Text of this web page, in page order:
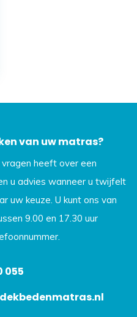
van uw matras?
heeft over een
u advies wanneer u twijfelt
uw keuze. U kunt ons van
9.00 en 17.30 uur
055